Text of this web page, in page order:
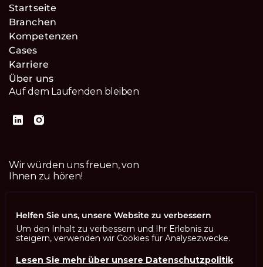
Startseite
Branchen
Kompetenzen
Cases
Karriere
Über uns
Auf dem Laufenden bleiben
Wir würden uns freuen, von
Ihnen zu hören!
Helfen Sie uns, unsere Website zu verbessern
Um den Inhalt zu verbessern und Ihr Erlebnis zu
steigern, verwenden wir Cookies für Analysezwecke.
Lesen Sie mehr über unsere Datenschutzpolitik